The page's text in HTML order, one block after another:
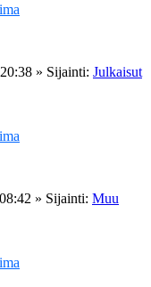
» Sijainti: Julkaisut
» Sijainti: Muu